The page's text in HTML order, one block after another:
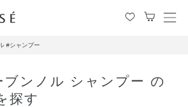
メ
#シャンプー
ブンノル シャンプー の
探す